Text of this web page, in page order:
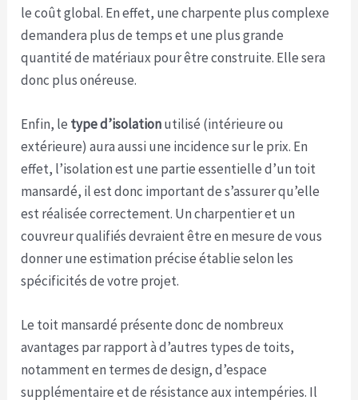
le coût global. En effet, une charpente plus complexe
demandera plus de temps et une plus grande
quantité de matériaux pour être construite. Elle sera
donc plus onéreuse.
Enfin, le type d’isolationutilisé (intérieure ou
extérieure) aura aussi une incidence sur le prix. En
effet, l’isolation est une partie essentielle d’un toit
mansardé, il est donc important de s’assurer qu’elle
est réalisée correctement. Un charpentier et un
couvreur qualifiés devraient être en mesure de vous
donner une estimation précise établie selon les
spécificités de votre projet.
Le toit mansardé présente donc de nombreux
avantages par rapport à d’autres types de toits,
notamment en termes de design, d’espace
supplémentaire et de résistance aux intempéries. Il